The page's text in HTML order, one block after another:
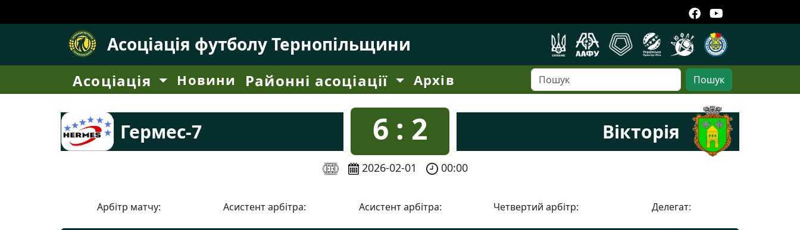
Асоціація футболу Тернопільщини
Асоціація Новини Районні асоціації Архів Пошук
Гермес-7 6 : 2 Вікторія
2026-02-01 00:00
Арбітр матчу: Асистент арбітра: Асистент арбітра: Четвертий арбітр: Делегат: